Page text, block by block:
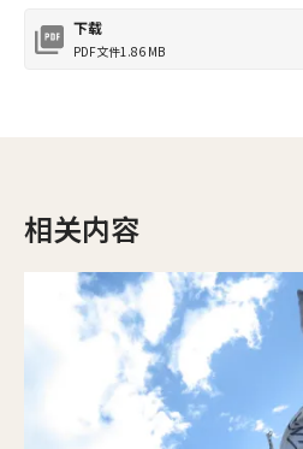
下载
PDF文件1.86 MB
相关内容